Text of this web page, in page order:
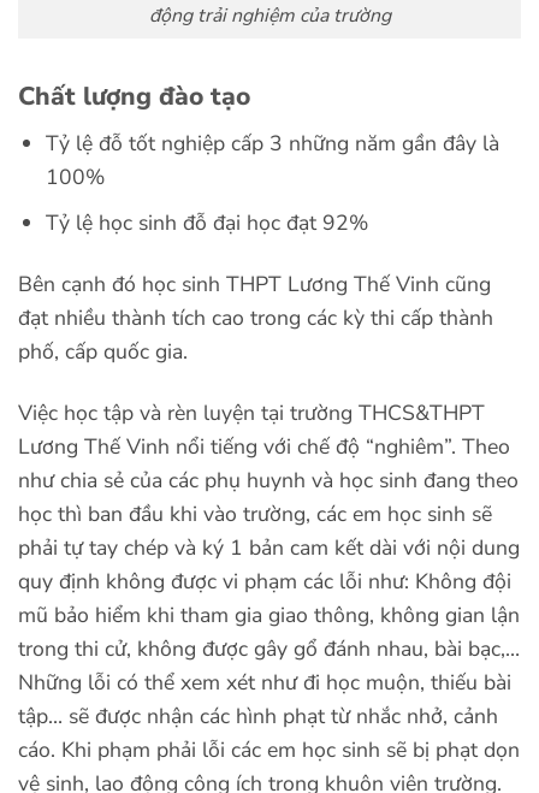
động trải nghiệm của trường
Chất lượng đào tạo
Tỷ lệ đỗ tốt nghiệp cấp 3 những năm gần đây là
100%
Tỷ lệ học sinh đỗ đại học đạt 92%
Bên cạnh đó học sinh THPT Lương Thế Vinh cũng
đạt nhiều thành tích cao trong các kỳ thi cấp thành
phố, cấp quốc gia.
Việc học tập và rèn luyện tại trường THCS&THPT
Lương Thế Vinh nổi tiếng với chế độ “nghiêm”. Theo
như chia sẻ của các phụ huynh và học sinh đang theo
học thì ban đầu khi vào trường, các em học sinh sẽ
phải tự tay chép và ký 1 bản cam kết dài với nội dung
quy định không được vi phạm các lỗi như: Không đội
mũ bảo hiểm khi tham gia giao thông, không gian lận
trong thi cử, không được gây gổ đánh nhau, bài bạc,…
Những lỗi có thể xem xét như đi học muộn, thiếu bài
tập… sẽ được nhận các hình phạt từ nhắc nhở, cảnh
cáo. Khi phạm phải lỗi các em học sinh sẽ bị phạt dọn
vệ sinh, lao động công ích trong khuôn viên trường.